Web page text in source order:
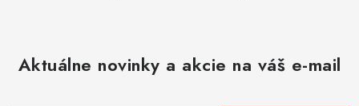
Aktuálne novinky a akcie na váš e-mail